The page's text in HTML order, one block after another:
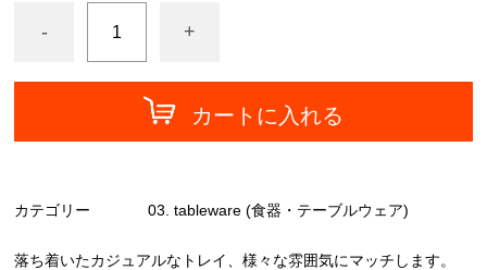
- +
カートに入れる
カテゴリー 03. tableware (食器・テーブルウェア)
落ち着いたカジュアルなトレイ、様々な雰囲気にマッチします。